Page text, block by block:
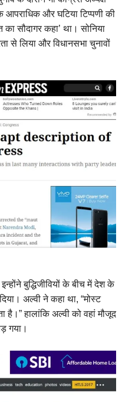
आपराधिक और घटिया टिप्पणी की
सौदागर कहा’ था। सोनिया
से लिया और विधानसभा चुनावों
बुद्धिजीवियों के बीच में देश के
अल्वी ने कहा था, “मोस्ट
है।” हालांकि अल्वी को वहां मौजूद
गया।